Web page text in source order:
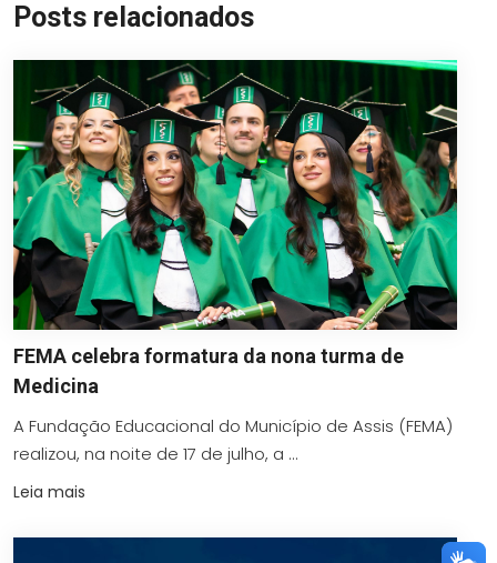
Posts relacionados
FEMA celebra formatura da nona turma de
Medicina
A Fundação Educacional do Município de Assis (FEMA)
realizou, na noite de 17 de julho, a ...
Leia mais